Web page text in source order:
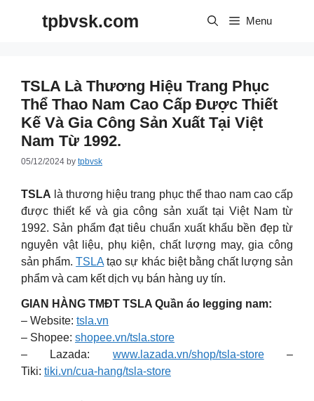
tpbvsk.com Menu
TSLA Là Thương Hiệu Trang Phục
Thể Thao Nam Cao Cấp Được Thiết
Kế Và Gia Công Sản Xuất Tại Việt
Nam Từ 1992.
05/12/2024 by tpbvsk
TSLA là thương hiệu trang phục thể thao nam cao cấp
được thiết kế và gia công sản xuất tại Việt Nam từ
1992. Sản phẩm đạt tiêu chuẩn xuất khẩu bền đẹp từ
nguyên vật liệu, phụ kiện, chất lượng may, gia công
sản phẩm.TSLA tạo sự khác biệt bằng chất lượng sản
phẩm và cam kết dịch vụ bán hàng uy tín.
GIAN HÀNG TMĐT TSLA Quần áo legging nam:
– Website: tsla.vn
– Shopee: shopee.vn/tsla.store
– Lazada: www.lazada.vn/shop/tsla-store–
Tiki: tiki.vn/cua-hang/tsla-store